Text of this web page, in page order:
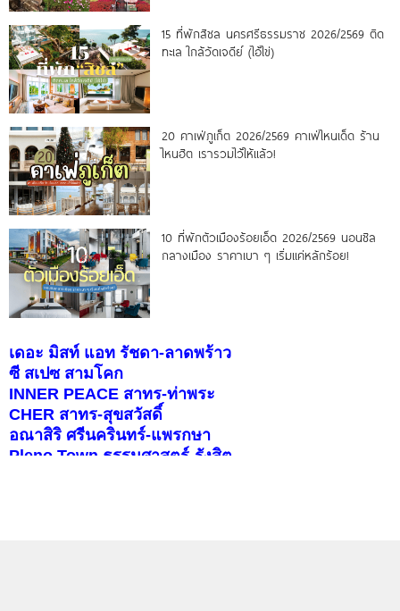
15 ที่พักสิชล นครศรีธรรมราช 2026/2569 ติด
ทะเล ใกล้วัดเจดีย์ (ไอ้ไข่)
20 คาเฟ่ภูเก็ต 2026/2569 คาเฟ่ไหนเด็ด ร้าน
ไหนฮิต เรารวมไว้ให้แล้ว!
10 ที่พักตัวเมืองร้อยเอ็ด 2026/2569 นอนชิล
กลางเมือง ราคาเบา ๆ เริ่มแค่หลักร้อย!
เดอะ มิสท์ แอท รัชดา-ลาดพร้าว
ซี สเปซ สามโคก
INNER PEACE สาทร-ท่าพระ
CHER สาทร-สุขสวัสดิ์
อณาสิริ ศรีนครินทร์-แพรกษา
Pleno Town ธรรมศาสตร์-รังสิต